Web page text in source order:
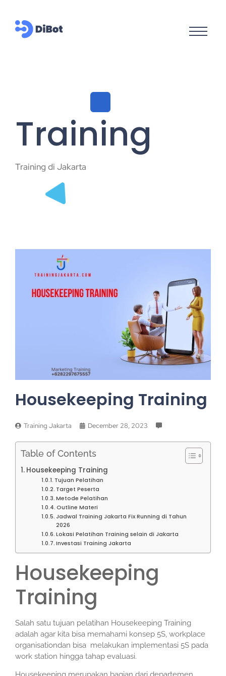
Training
Training di Jakarta
Housekeeping Training
Training Jakarta December 28, 2023
Table of Contents
Housekeeping Training
Tujuan Pelatihan
Target Peserta
Metode Pelatihan
Outline Materi
Jadwal Training Jakarta Fix Running di Tahun
2026
Lokasi Pelatihan Training selain di Jakarta
Investasi Training Jakarta
Housekeeping
Training
Salah satu tujuan pelatihan Housekeeping Training
adalah agar kita bisa memahami konsep 5S, workplace
organisationdan bisa melakukan implementasi 5S pada
work station hingga tahap evaluasi.